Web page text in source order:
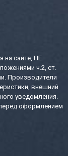
сайте, НЕ
ч.2, ст.
Производители
внешний
уведомления.
оформлением